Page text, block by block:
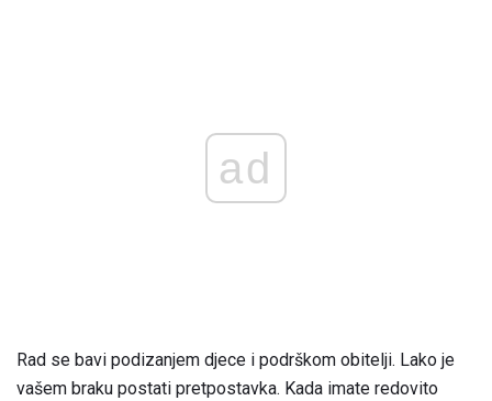
ad
Rad se bavi podizanjem djece i podrškom obitelji. Lako je
vašem braku postati pretpostavka. Kada imate redovito